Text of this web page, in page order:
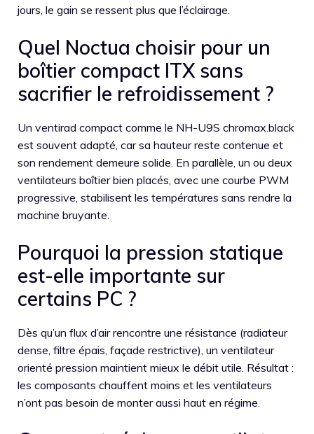
jours, le gain se ressent plus que l’éclairage.
Quel Noctua choisir pour un
boîtier compact ITX sans
sacrifier le refroidissement ?
Un ventirad compact comme le NH-U9S chromax.black
est souvent adapté, car sa hauteur reste contenue et
son rendement demeure solide. En parallèle, un ou deux
ventilateurs boîtier bien placés, avec une courbe PWM
progressive, stabilisent les températures sans rendre la
machine bruyante.
Pourquoi la pression statique
est-elle importante sur
certains PC ?
Dès qu’un flux d’air rencontre une résistance (radiateur
dense, filtre épais, façade restrictive), un ventilateur
orienté pression maintient mieux le débit utile. Résultat :
les composants chauffent moins et les ventilateurs
n’ont pas besoin de monter aussi haut en régime.